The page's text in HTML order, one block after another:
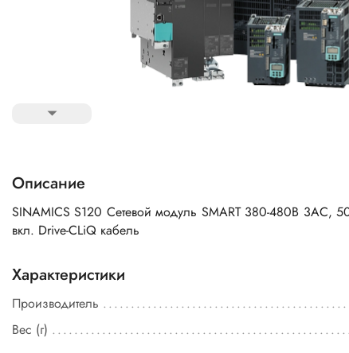
Описание
SINAMICS S120 Сетевой модуль SMART 380-480В
вкл. Drive-CLiQ кабель
Характеристики
Производитель
Вес (г)